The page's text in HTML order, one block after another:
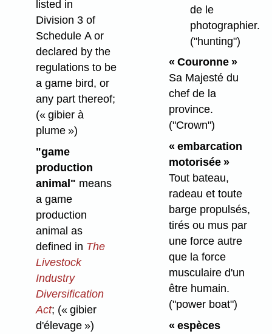
listed in
Division 3 of
Schedule A or
declared by the
regulations to be
a game bird, or
any part thereof;
(« gibier à
plume »)
"game
production
animal" means
a game
production
animal as
defined in The
Livestock
Industry
Diversification
Act; (« gibier
d'élevage »)
de le
photographier.
("hunting")
« Couronne »
Sa Majesté du
chef de la
province.
("Crown")
« embarcation
motorisée »
Tout bateau,
radeau et toute
barge propulsés,
tirés ou mus par
une force autre
que la force
musculaire d'un
être humain.
("power boat")
« espèces